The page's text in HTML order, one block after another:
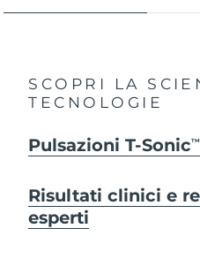
SCOPRI LA
TECNOLOGIE
Pulsazioni T-SonicTM
Risultati clinici e
esperti